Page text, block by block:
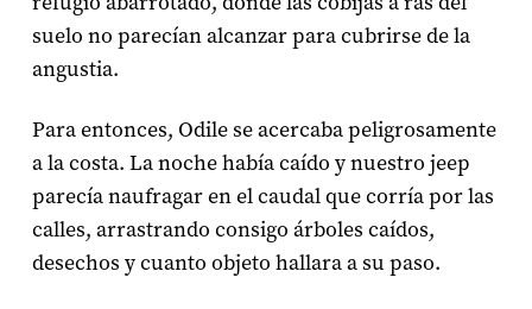
suelo no parecían alcanzar para cubrirse de la
angustia.
Para entonces, Odile se acercaba peligrosamente
a la costa. La noche había caído y nuestro jeep
parecía naufragar en el caudal que corría por las
calles, arrastrando consigo árboles caídos,
desechos y cuanto objeto hallara a su paso.